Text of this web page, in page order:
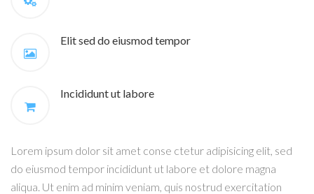
Elit sed do eiusmod tempor
Incididunt ut labore
Lorem ipsum dolor sit amet conse ctetur adipisicing elit, sed
do eiusmod tempor incididunt ut labore et dolore magna
aliqua. Ut enim ad minim veniam, quis nostrud exercitation